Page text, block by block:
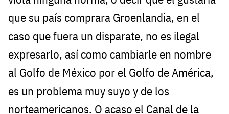
que su país comprara Groenlandia, en el
caso que fuera un disparate, no es ilegal
expresarlo, así como cambiarle en nombre
al Golfo de México por el Golfo de América,
es un problema muy suyo y de los
norteamericanos. O acaso el Canal de la